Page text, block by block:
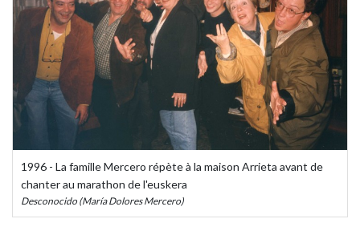
1996 - La famille Mercero répète à la maison Arrieta avant de
chanter au marathon de l'euskera
Desconocido (María Dolores Mercero)